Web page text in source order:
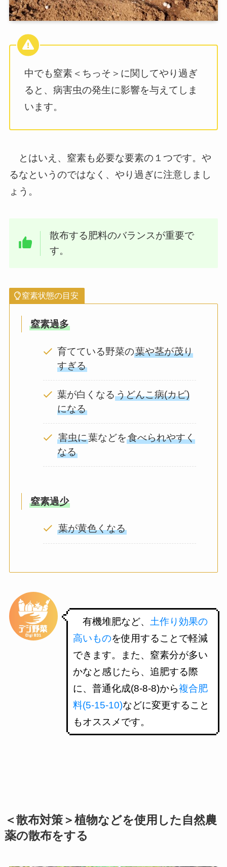
中でも窒素＜ちっそ＞に関してやり過ぎ
ると、病害虫の発生に影響を与えてしま
います。
とはいえ、窒素も必要な要素の１つです。や
るなというのではなく、やり過ぎに注意しまし
ょう。
散布する肥料のバランスが重要で
す。
窒素状態の目安
窒素過多
育てている野菜の葉や茎が茂り
すぎる
葉が白くなるうどんこ病(カビ)
になる
害虫に葉などを食べられやすく
なる
窒素過少
葉が黄色くなる
有機堆肥など、 土作り効果の
高いものを使用することで軽減
できます。また、窒素分が多い
かなと感じたら、追肥する際
に、普通化成(8-8-8)から複合肥
料(5-15-10)などに変更すること
もオススメです。
＜散布対策＞植物などを使用した自然農
薬の散布をする